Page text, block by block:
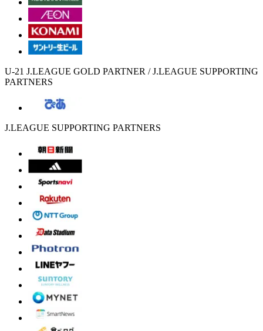
U-21 J.LEAGUE GOLD PARTNER / J.LEAGUE SUPPORTING
PARTNERS
J.LEAGUE SUPPORTING PARTNERS